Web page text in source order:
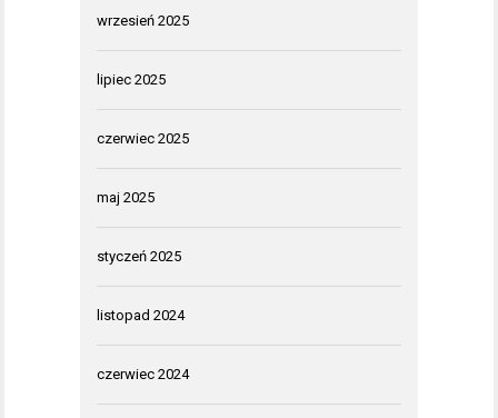
wrzesień 2025
lipiec 2025
czerwiec 2025
maj 2025
styczeń 2025
listopad 2024
czerwiec 2024